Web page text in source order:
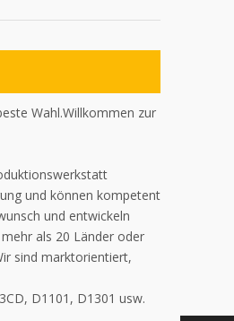
Wahl.Willkommen zur
und können kompetent
und entwickeln
als 20 Länder oder
sind marktorientiert,
D1101, D1301 usw.